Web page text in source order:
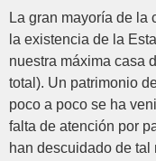
La gran mayoría de
la existencia de la
nuestra máxima casa
total). Un patrimonio
poco a poco se ha
falta de atención por
han descuidado de